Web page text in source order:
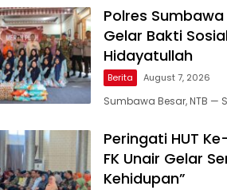
Polres Sumbawa
Gelar Bakti
Hidayatullah
Berita August 7, 2026
Sumbawa Besar, NTB —
Peringati HUT
FK Unair Gelar
Kehidupan”